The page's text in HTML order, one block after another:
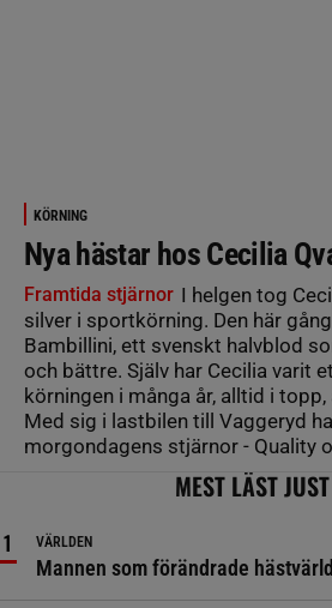
KÖRNING
Nya hästar hos Cecilia
Framtida stjärnor I helgen tog
silver i sportkörning. Den här
Bambillini, ett svenskt halvblod
och bättre. Själv har Cecilia varit
körningen i många år, alltid i
Med sig i lastbilen till Vaggeryd
morgondagens stjärnor - Quality
MEST LÄST
VÄRLDEN
Mannen som förändrade